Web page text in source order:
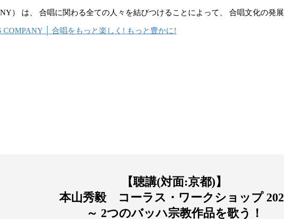
） は、 合唱に関わる全ての人々を結びつけることによって、 合唱文化の発展
【聴講(対面:京都)】
本山秀毅 コーラス・ワークショップ
～ 2つのバッハ宗教作品を歌う！